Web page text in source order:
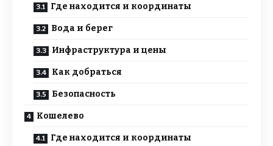
Где находится и координаты
Вода и берег
Инфраструктура и цены
Как добраться
Безопасность
Кошелево
Где находится и координаты